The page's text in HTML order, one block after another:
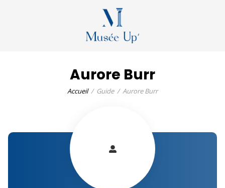
Aurore Burr
Accueil Guide Aurore Burr